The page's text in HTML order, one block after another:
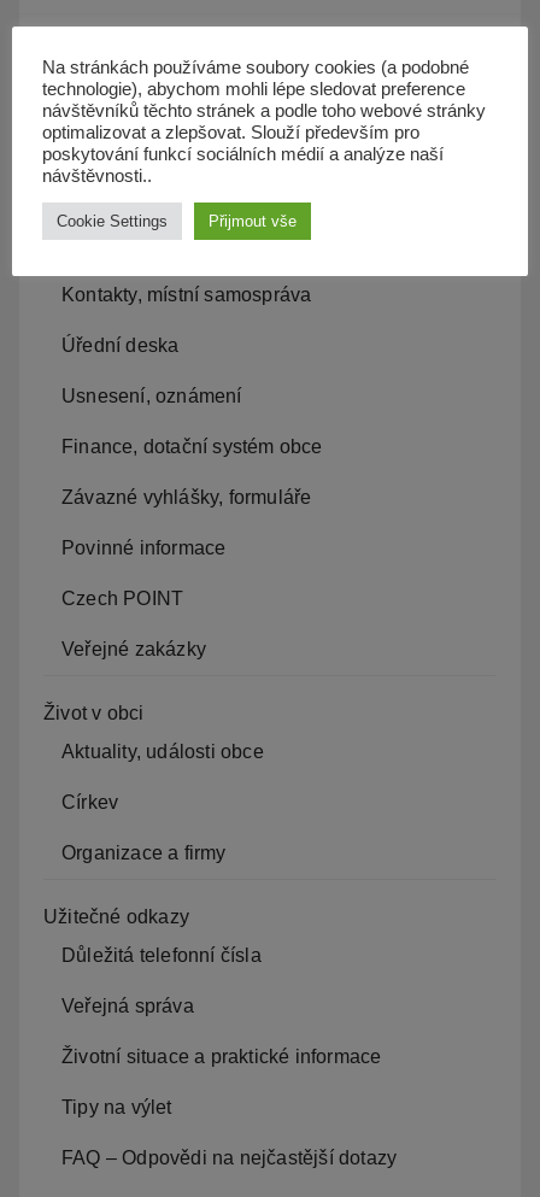
Územní plán
Občan server
Kontakty, místní samospráva
Úřední deska
Usnesení, oznámení
Finance, dotační systém obce
Závazné vyhlášky, formuláře
Povinné informace
Czech POINT
Veřejné zakázky
Život v obci
Aktuality, události obce
Církev
Organizace a firmy
Užitečné odkazy
Důležitá telefonní čísla
Veřejná správa
Životní situace a praktické informace
Tipy na výlet
FAQ – Odpovědi na nejčastější dotazy
Na stránkách používáme soubory cookies (a podobné
technologie), abychom mohli lépe sledovat preference
návštěvníků těchto stránek a podle toho webové stránky
optimalizovat a zlepšovat. Slouží především pro
poskytování funkcí sociálních médií a analýze naší
návštěvnosti..
Cookie Settings Přijmout vše